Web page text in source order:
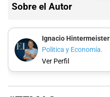
Sobre el Autor
Ignacio Hintermeister
Politica y Economía.
Ver Perfil